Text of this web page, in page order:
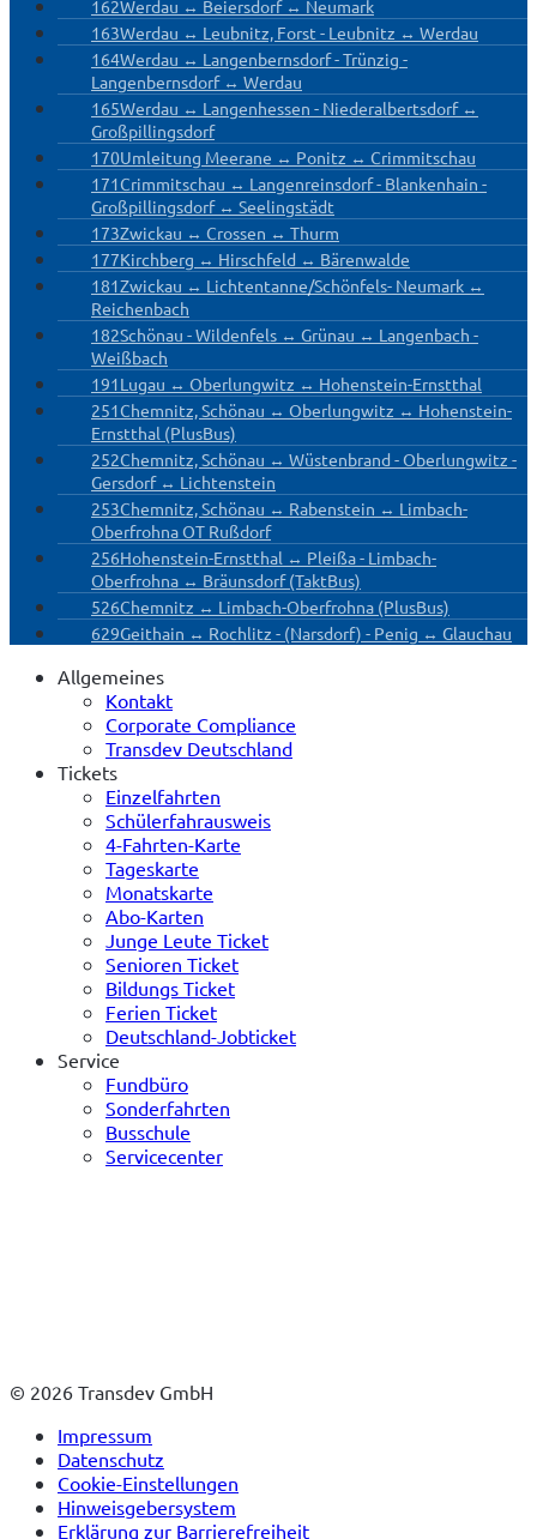
162Werdau ↔ Beiersdorf ↔ Neumark
163Werdau ↔ Leubnitz, Forst - Leubnitz ↔ Werdau
164Werdau ↔ Langenbernsdorf - Trünzig -
Langenbernsdorf ↔ Werdau
165Werdau ↔ Langenhessen - Niederalbertsdorf ↔
Großpillingsdorf
170Umleitung Meerane ↔ Ponitz ↔ Crimmitschau
171Crimmitschau ↔ Langenreinsdorf - Blankenhain -
Großpillingsdorf ↔ Seelingstädt
173Zwickau ↔ Crossen ↔ Thurm
177Kirchberg ↔ Hirschfeld ↔ Bärenwalde
181Zwickau ↔ Lichtentanne/Schönfels- Neumark ↔
Reichenbach
182Schönau - Wildenfels ↔ Grünau ↔ Langenbach -
Weißbach
191Lugau ↔ Oberlungwitz ↔ Hohenstein-Ernstthal
251Chemnitz, Schönau ↔ Oberlungwitz ↔ Hohenstein-
Ernstthal (PlusBus)
252Chemnitz, Schönau ↔ Wüstenbrand - Oberlungwitz -
Gersdorf ↔ Lichtenstein
253Chemnitz, Schönau ↔ Rabenstein ↔ Limbach-
Oberfrohna OT Rußdorf
256Hohenstein-Ernstthal ↔ Pleißa - Limbach-
Oberfrohna ↔ Bräunsdorf (TaktBus)
526Chemnitz ↔ Limbach-Oberfrohna (PlusBus)
629Geithain ↔ Rochlitz - (Narsdorf) - Penig ↔ Glauchau
Allgemeines
Kontakt
Corporate Compliance
Transdev Deutschland
Tickets
Einzelfahrten
Schülerfahrausweis
4-Fahrten-Karte
Tageskarte
Monatskarte
Abo-Karten
Junge Leute Ticket
Senioren Ticket
Bildungs Ticket
Ferien Ticket
Deutschland-Jobticket
Service
Fundbüro
Sonderfahrten
Busschule
Servicecenter
© 2026 Transdev GmbH
Impressum
Datenschutz
Cookie-Einstellungen
Hinweisgebersystem
Erklärung zur Barrierefreiheit